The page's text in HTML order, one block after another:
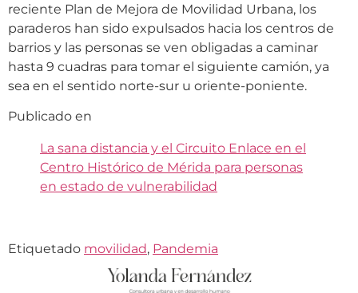
reciente Plan de Mejora de Movilidad Urbana, los
paraderos han sido expulsados hacia los centros de
barrios y las personas se ven obligadas a caminar
hasta 9 cuadras para tomar el siguiente camión, ya
sea en el sentido norte-sur u oriente-poniente.
Publicado en
La sana distancia y el Circuito Enlace en el
Centro Histórico de Mérida para personas
en estado de vulnerabilidad
Etiquetado movilidad, Pandemia